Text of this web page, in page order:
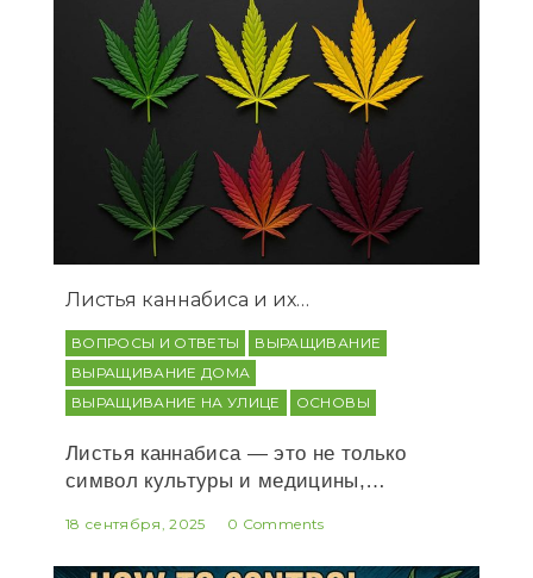
Листья каннабиса и их…
ВОПРОСЫ И ОТВЕТЫ
ВЫРАЩИВАНИЕ
ВЫРАЩИВАНИЕ ДОМА
ВЫРАЩИВАНИЕ НА УЛИЦЕ
ОСНОВЫ
Листья каннабиса — это не только
символ культуры и медицины,…
18 сентября, 2025 0 Comments